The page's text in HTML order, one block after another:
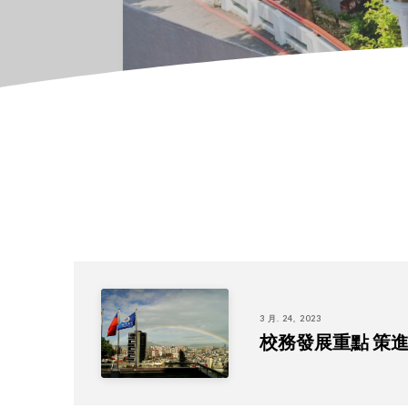
3 月. 24, 2023
校務發展重點 策